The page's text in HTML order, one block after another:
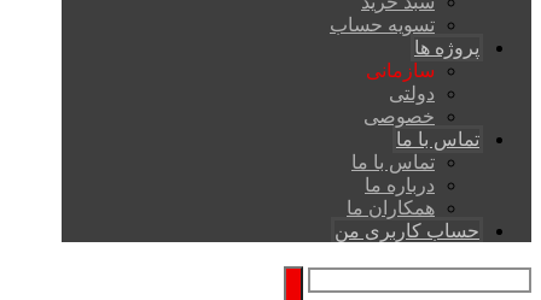
تسویه حساب
پروژه ها
سازمانی
دولتی
خصوصی
تماس با ما
تماس با ما
درباره ما
همکاران ما
حساب کاربری من